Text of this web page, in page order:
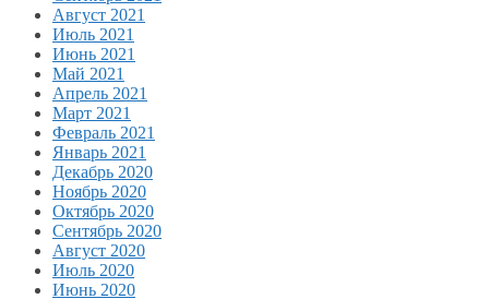
Август 2021
Июль 2021
Июнь 2021
Май 2021
Апрель 2021
Март 2021
Февраль 2021
Январь 2021
Декабрь 2020
Ноябрь 2020
Октябрь 2020
Сентябрь 2020
Август 2020
Июль 2020
Июнь 2020